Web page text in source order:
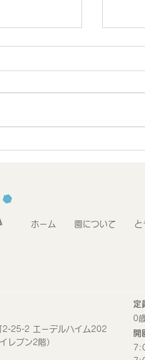
ストリート
地域
ホーム 園について と
2-25-2 エーデルハイム202
レブン2階）
定
0
開